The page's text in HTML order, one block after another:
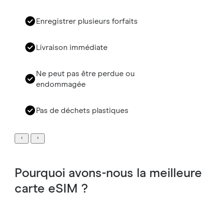
Enregistrer plusieurs forfaits
Livraison immédiate
Ne peut pas être perdue ou
endommagée
Pas de déchets plastiques
Pourquoi avons-nous la meilleure
carte eSIM ?